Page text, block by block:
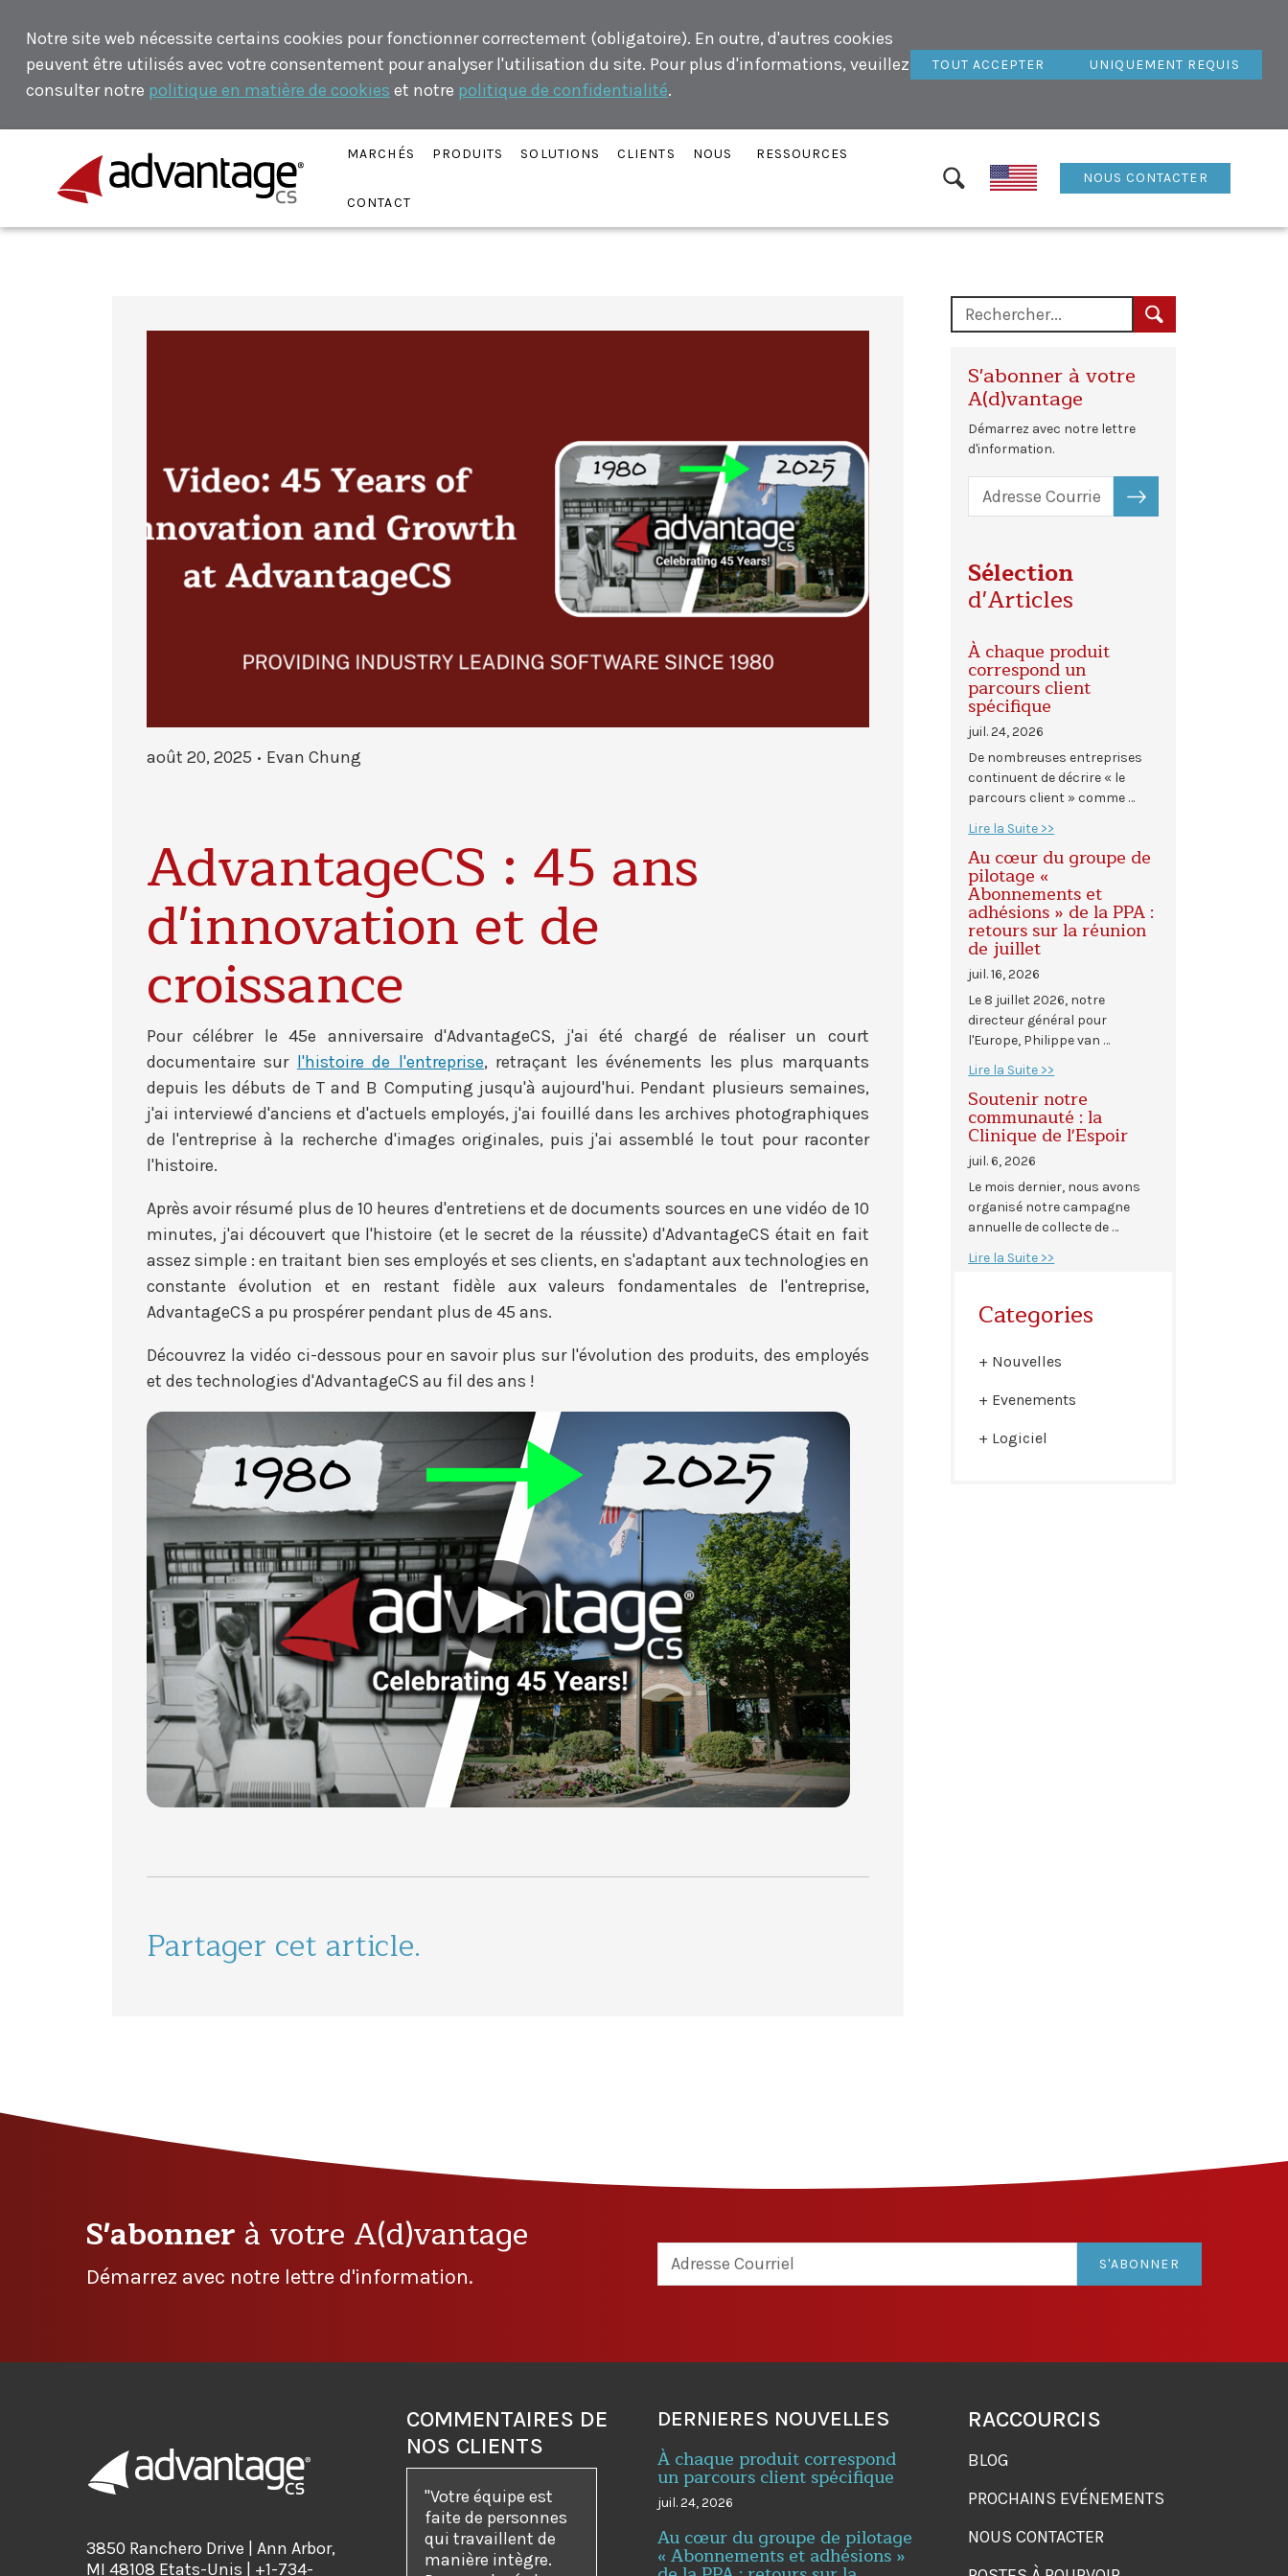
Notre site web nécessite certains cookies pour fonctionner correctement (obligatoire). En outre, d'autres cookies
peuvent être utilisés avec votre consentement pour analyser l'utilisation du site. Pour plus d'informations, veuillez
consulter notre politique en matière de cookies et notre politique de confidentialité.
TOUT ACCEPTER UNIQUEMENT REQUIS
MARCHÉS PRODUITS SOLUTIONS CLIENTS NOUS RESSOURCES
CONTACT
NOUS CONTACTER
août 20, 2025 Evan Chung
AdvantageCS : 45 ans
d'innovation et de
croissance
Pour célébrer le 45e anniversaire d'AdvantageCS, j'ai été chargé de réaliser un court
documentaire sur l'histoire de l'entreprise, retraçant les événements les plus marquants
depuis les débuts de T and B Computing jusqu'à aujourd'hui. Pendant plusieurs semaines,
j'ai interviewé d'anciens et d'actuels employés, j'ai fouillé dans les archives photographiques
de l'entreprise à la recherche d'images originales, puis j'ai assemblé le tout pour raconter
l'histoire.
Après avoir résumé plus de 10 heures d'entretiens et de documents sources en une vidéo de 10
minutes, j'ai découvert que l'histoire (et le secret de la réussite) d'AdvantageCS était en fait
assez simple : en traitant bien ses employés et ses clients, en s'adaptant aux technologies en
constante évolution et en restant fidèle aux valeurs fondamentales de l'entreprise,
AdvantageCS a pu prospérer pendant plus de 45 ans.
Découvrez la vidéo ci-dessous pour en savoir plus sur l'évolution des produits, des employés
et des technologies d'AdvantageCS au fil des ans !
Partager cet article.
S'abonner à votre
A(d)vantage
Démarrez avec notre lettre
d'information.
S'ABONNER
Sélection
d'Articles
À chaque produit
correspond un
parcours client
spécifique
juil. 24, 2026
De nombreuses entreprises
continuent de décrire « le
parcours client » comme …
Lire la Suite >>
Au cœur du groupe de
pilotage «
Abonnements et
adhésions » de la PPA :
retours sur la réunion
de juillet
juil. 16, 2026
Le 8 juillet 2026, notre
directeur général pour
l'Europe, Philippe van …
Lire la Suite >>
Soutenir notre
communauté : la
Clinique de l'Espoir
juil. 6, 2026
Le mois dernier, nous avons
organisé notre campagne
annuelle de collecte de …
Lire la Suite >>
Categories
Nouvelles
Evenements
Logiciel
S'abonner à votre A(d)vantage
Démarrez avec notre lettre d'information.
S'ABONNER
3850 Ranchero Drive | Ann Arbor,
MI 48108 Etats-Unis | +1-734-
COMMENTAIRES DE
NOS CLIENTS
"Votre équipe est
faite de personnes
qui travaillent de
manière intègre.
DERNIERES NOUVELLES
À chaque produit correspond
un parcours client spécifique
juil. 24, 2026
Au cœur du groupe de pilotage
« Abonnements et adhésions »
RACCOURCIS
BLOG
PROCHAINS EVÉNEMENTS
NOUS CONTACTER